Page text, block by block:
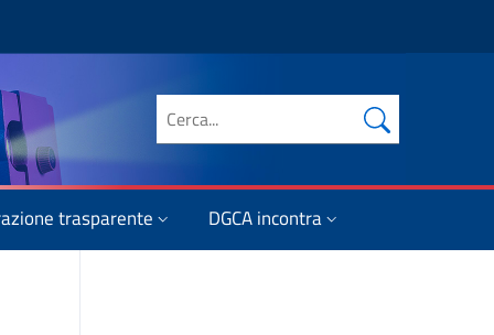
Cerca nel sito
trasparente DGCA incontra